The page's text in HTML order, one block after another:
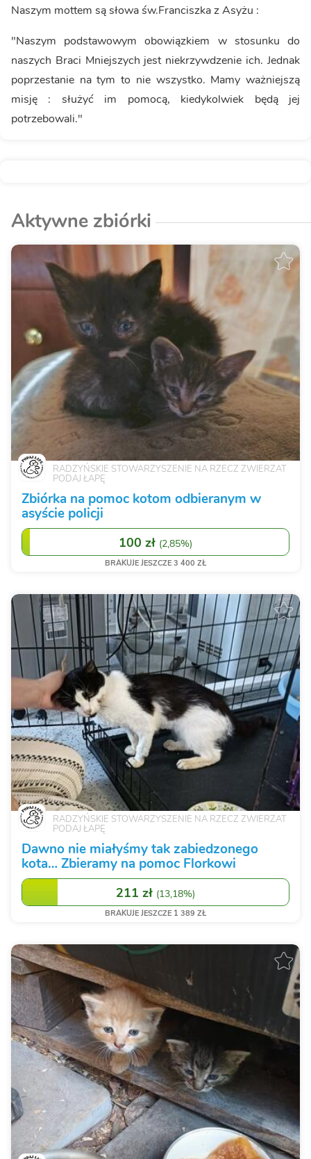
Naszym mottem są słowa św.Franciszka z Asyżu :
"Naszym podstawowym obowiązkiem w stosunku do
naszych Braci Mniejszych jest niekrzywdzenie ich. Jednak
poprzestanie na tym to nie wszystko. Mamy ważniejszą
misję : służyć im pomocą, kiedykolwiek będą jej
potrzebowali."
Aktywne zbiórki
RADZYŃSKIE STOWARZYSZENIE NA RZECZ ZWIERZAT
PODAJ ŁAPĘ
Zbiórka na pomoc kotom odbieranym w
asyście policji
100 zł (2,85%)
BRAKUJE JESZCZE 3 400 ZŁ
RADZYŃSKIE STOWARZYSZENIE NA RZECZ ZWIERZAT
PODAJ ŁAPĘ
Dawno nie miałyśmy tak zabiedzonego
kota… Zbieramy na pomoc Florkowi
211 zł (13,18%)
BRAKUJE JESZCZE 1 389 ZŁ